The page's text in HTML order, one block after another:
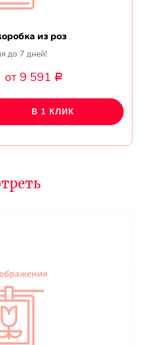
из роз
до 7 дней!
от 9 591 Р
В 1 КЛИК